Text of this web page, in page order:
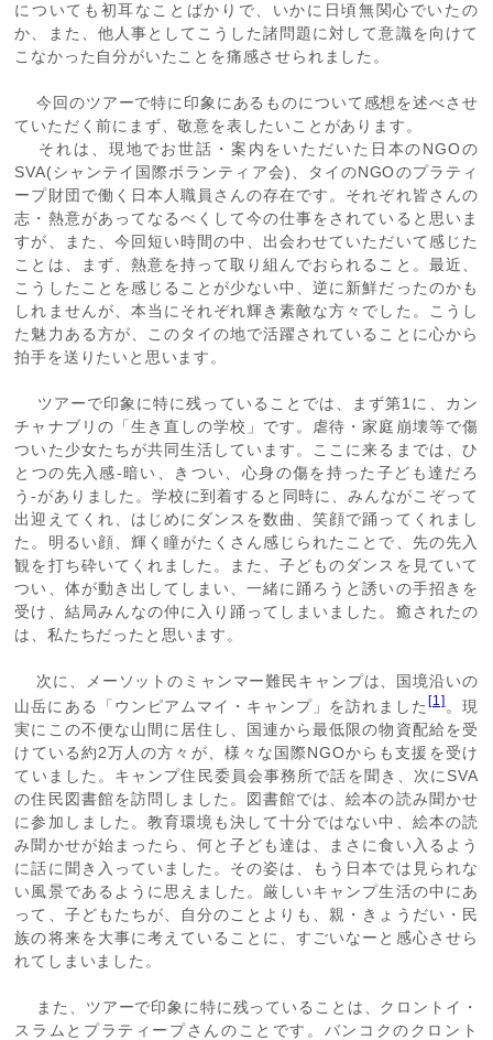
についても初耳なことばかりで、いかに日頃無関心でいたの
か、また、他人事としてこうした諸問題に対して意識を向けて
こなかった自分がいたことを痛感させられました。
今回のツアーで特に印象にあるものについて感想を述べさせ
ていただく前にまず、敬意を表したいことがあります。
それは、現地でお世話・案内をいただいた日本のNGOの
SVA(シャンテイ国際ボランティア会)、タイのNGOのプラティ
ープ財団で働く日本人職員さんの存在です。それぞれ皆さんの
志・熱意があってなるべくして今の仕事をされていると思いま
すが、また、今回短い時間の中、出会わせていただいて感じた
ことは、まず、熱意を持って取り組んでおられること。最近、
こうしたことを感じることが少ない中、逆に新鮮だったのかも
しれませんが、本当にそれぞれ輝き素敵な方々でした。こうし
た魅力ある方が、このタイの地で活躍されていることに心から
拍手を送りたいと思います。
ツアーで印象に特に残っていることでは、まず第1に、カン
チャナブリの「生き直しの学校」です。虐待・家庭崩壊等で傷
ついた少女たちが共同生活しています。ここに来るまでは、ひ
とつの先入感-暗い、きつい、心身の傷を持った子ども達だろ
う-がありました。学校に到着すると同時に、みんながこぞって
出迎えてくれ、はじめにダンスを数曲、笑顔で踊ってくれまし
た。明るい顔、輝く瞳がたくさん感じられたことで、先の先入
観を打ち砕いてくれました。また、子どものダンスを見ていて
つい、体が動き出してしまい、一緒に踊ろうと誘いの手招きを
受け、結局みんなの仲に入り踊ってしまいました。癒されたの
は、私たちだったと思います。
次に、メーソットのミャンマー難民キャンプは、国境沿いの
山岳にある「ウンピアムマイ・キャンプ」を訪れました[1]。現
実にこの不便な山間に居住し、国連から最低限の物資配給を受
けている約2万人の方々が、様々な国際NGOからも支援を受け
ていました。キャンプ住民委員会事務所で話を聞き、次にSVA
の住民図書館を訪問しました。図書館では、絵本の読み聞かせ
に参加しました。教育環境も決して十分ではない中、絵本の読
み聞かせが始まったら、何と子ども達は、まさに食い入るよう
に話に聞き入っていました。その姿は、もう日本では見られな
い風景であるように思えました。厳しいキャンプ生活の中にあ
って、子どもたちが、自分のことよりも、親・きょうだい・民
族の将来を大事に考えていることに、すごいなーと感心させら
れてしまいました。
また、ツアーで印象に特に残っていることは、クロントイ・
スラムとプラティープさんのことです。バンコクのクロント